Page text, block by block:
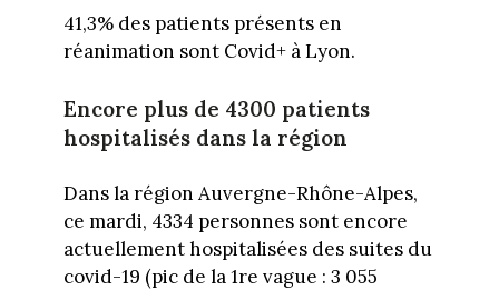
41,3% des patients présents en
réanimation sont Covid+ à Lyon.
Encore plus de 4300 patients
hospitalisés dans la région
Dans la région Auvergne-Rhône-Alpes,
ce mardi, 4334 personnes sont encore
actuellement hospitalisées des suites du
covid-19 (pic de la 1re vague : 3 055